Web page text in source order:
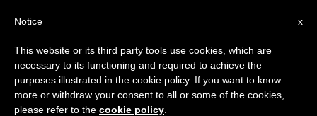
x
Notice
This website or its third party tools use cookies, which are
necessary to its functioning and required to achieve the
purposes illustrated in the cookie policy. If you want to know
more or withdraw your consent to all or some of the cookies,
please refer to the cookie policy